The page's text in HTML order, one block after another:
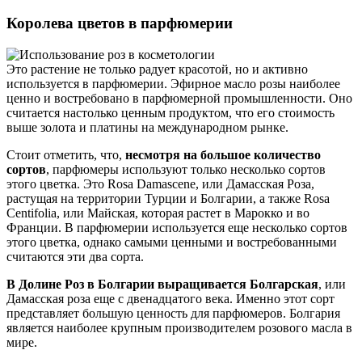
Королева цветов в парфюмерии
Это растение не только радует красотой, но и активно
используется в парфюмерии. Эфирное масло розы наиболее
ценно и востребовано в парфюмерной промышленности. Оно
считается настолько ценным продуктом, что его стоимость
выше золота и платины на международном рынке.
Стоит отметить, что, несмотря на большое количество
сортов, парфюмеры используют только несколько сортов
этого цветка. Это Rosa Damascene, или Дамасская Роза,
растущая на территории Турции и Болгарии, а также Rosa
Centifolia, или Майская, которая растет в Марокко и во
Франции. В парфюмерии используется еще несколько сортов
этого цветка, однако самыми ценными и востребованными
считаются эти два сорта.
В Долине Роз в Болгарии выращивается Болгарская, или
Дамасская роза еще с двенадцатого века. Именно этот сорт
представляет большую ценность для парфюмеров. Болгария
является наиболее крупным производителем розового масла в
мире.